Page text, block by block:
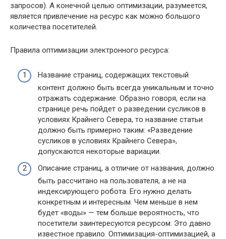
запросов). А конечной целью оптимизации, разумеется,
является привлечение на ресурс как можно большого
количества посетителей.
Правила оптимизации электронного ресурса:
Название страниц, содержащих текстовый
контент должно быть всегда уникальным и точно
отражать содержание. Образно говоря, если на
странице речь пойдет о разведении сусликов в
условиях Крайнего Севера, то название статьи
должно быть примерно таким: «Разведение
сусликов в условиях Крайнего Севера»,
допускаются некоторые вариации.
Описание страниц, а отличие от названия, должно
быть рассчитано на пользователя, а не на
индексирующего робота. Его нужно делать
конкретным и интересным. Чем меньше в нем
будет «воды» — тем больше вероятность, что
посетители заинтересуются ресурсом. Это давно
известное правило. Оптимизация-оптимизацией, а